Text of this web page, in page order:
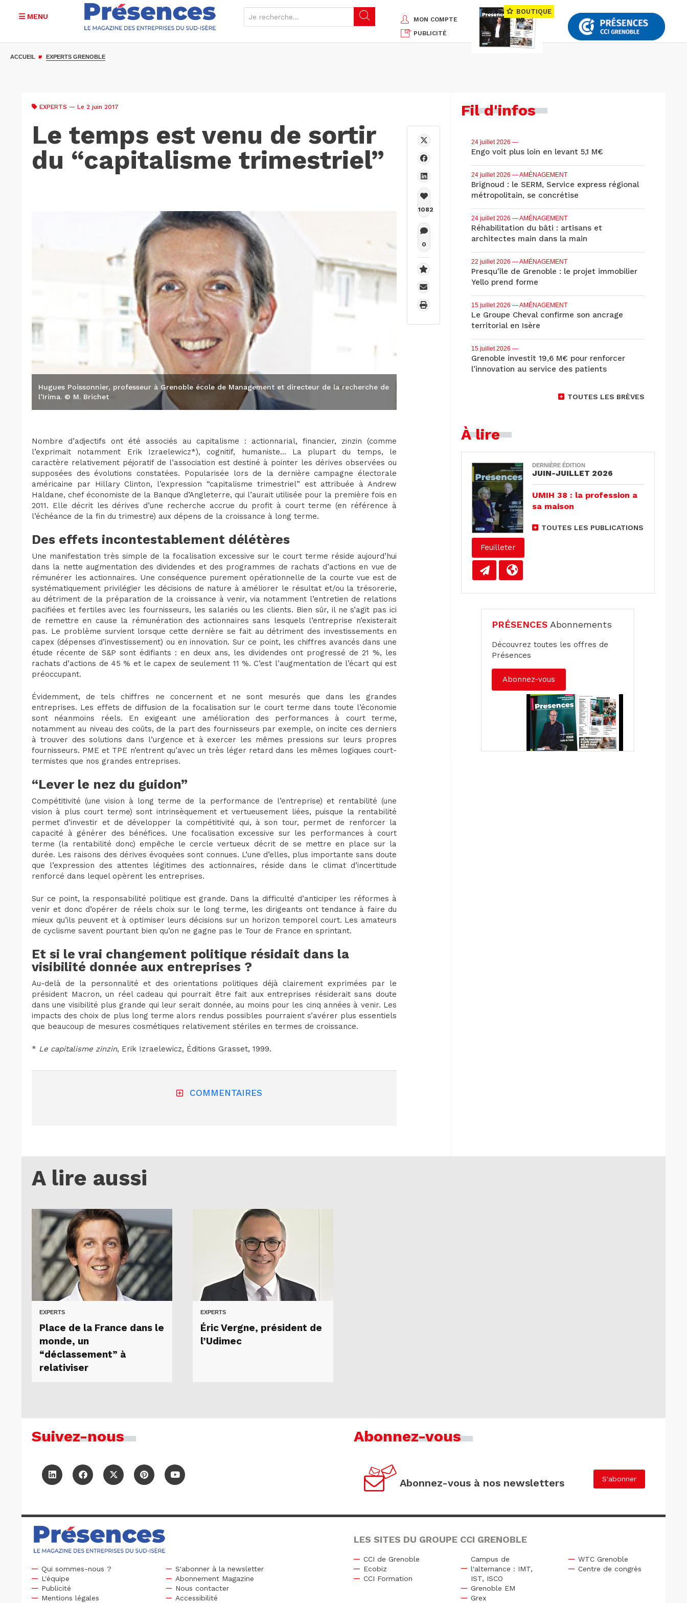
MENU
MON COMPTE
PUBLICITÉ
BOUTIQUE
ACCUEIL EXPERTS GRENOBLE
EXPERTS — Le 2 juin 2017
Le temps est venu de sortir
du “capitalisme trimestriel”
Hugues Poissonnier, professeur à Grenoble école de Management et directeur de la recherche de
l’Irima. © M. Brichet
Nombre d’adjectifs ont été associés au capitalisme : actionnarial, financier, zinzin (comme
l’exprimait notamment Erik Izraelewicz*), cognitif, humaniste… La plupart du temps, le
caractère relativement péjoratif de l’association est destiné à pointer les dérives observées ou
supposées des évolutions constatées. Popularisée lors de la dernière campagne électorale
américaine par Hillary Clinton, l’expression “capitalisme trimestriel” est attribuée à Andrew
Haldane, chef économiste de la Banque d’Angleterre, qui l’aurait utilisée pour la première fois en
2011. Elle décrit les dérives d’une recherche accrue du profit à court terme (en référence à
l’échéance de la fin du trimestre) aux dépens de la croissance à long terme.
Des effets incontestablement délétères
Une manifestation très simple de la focalisation excessive sur le court terme réside aujourd’hui
dans la nette augmentation des dividendes et des programmes de rachats d’actions en vue de
rémunérer les actionnaires. Une conséquence purement opérationnelle de la courte vue est de
systématiquement privilégier les décisions de nature à améliorer le résultat et/ou la trésorerie,
au détriment de la préparation de la croissance à venir, via notamment l’entretien de relations
pacifiées et fertiles avec les fournisseurs, les salariés ou les clients. Bien sûr, il ne s’agit pas ici
de remettre en cause la rémunération des actionnaires sans lesquels l’entreprise n’existerait
pas. Le problème survient lorsque cette dernière se fait au détriment des investissements en
capex (dépenses d’investissement) ou en innovation. Sur ce point, les chiffres avancés dans une
étude récente de S&P sont édifiants : en deux ans, les dividendes ont progressé de 21 %, les
rachats d’actions de 45 % et le capex de seulement 11 %. C’est l’augmentation de l’écart qui est
préoccupant.
Évidemment, de tels chiffres ne concernent et ne sont mesurés que dans les grandes
entreprises. Les effets de diffusion de la focalisation sur le court terme dans toute l’économie
sont néanmoins réels. En exigeant une amélioration des performances à court terme,
notamment au niveau des coûts, de la part des fournisseurs par exemple, on incite ces derniers
à trouver des solutions dans l’urgence et à exercer les mêmes pressions sur leurs propres
fournisseurs. PME et TPE n’entrent qu’avec un très léger retard dans les mêmes logiques court-
termistes que nos grandes entreprises.
“Lever le nez du guidon”
Compétitivité (une vision à long terme de la performance de l’entreprise) et rentabilité (une
vision à plus court terme) sont intrinsèquement et vertueusement liées, puisque la rentabilité
permet d’investir et de développer la compétitivité qui, à son tour, permet de renforcer la
capacité à générer des bénéfices. Une focalisation excessive sur les performances à court
terme (la rentabilité donc) empêche le cercle vertueux décrit de se mettre en place sur la
durée. Les raisons des dérives évoquées sont connues. L’une d’elles, plus importante sans doute
que l’expression des attentes légitimes des actionnaires, réside dans le climat d’incertitude
renforcé dans lequel opèrent les entreprises.
Sur ce point, la responsabilité politique est grande. Dans la difficulté d’anticiper les réformes à
venir et donc d’opérer de réels choix sur le long terme, les dirigeants ont tendance à faire du
mieux qu’ils peuvent et à optimiser leurs décisions sur un horizon temporel court. Les amateurs
de cyclisme savent pourtant bien qu’on ne gagne pas le Tour de France en sprintant.
Et si le vrai changement politique résidait dans la
visibilité donnée aux entreprises ?
Au-delà de la personnalité et des orientations politiques déjà clairement exprimées par le
président Macron, un réel cadeau qui pourrait être fait aux entreprises résiderait sans doute
dans une visibilité plus grande qui leur serait donnée, au moins pour les cinq années à venir. Les
impacts des choix de plus long terme alors rendus possibles pourraient s’avérer plus essentiels
que beaucoup de mesures cosmétiques relativement stériles en termes de croissance.
* Le capitalisme zinzin, Erik Izraelewicz, Éditions Grasset, 1999.
COMMENTAIRES
1082
0
Fil d'infos
24 juillet 2026 —
Engo voit plus loin en levant 5,1 M€
24 juillet 2026 — AMÉNAGEMENT
Brignoud : le SERM, Service express régional
métropolitain, se concrétise
24 juillet 2026 — AMÉNAGEMENT
Réhabilitation du bâti : artisans et
architectes main dans la main
22 juillet 2026 — AMÉNAGEMENT
Presqu'île de Grenoble : le projet immobilier
Yello prend forme
15 juillet 2026 — AMÉNAGEMENT
Le Groupe Cheval confirme son ancrage
territorial en Isère
15 juillet 2026 —
Grenoble investit 19,6 M€ pour renforcer
l’innovation au service des patients
TOUTES LES BRÈVES
À lire
Feuilleter
DERNIÈRE ÉDITION
JUIN-JUILLET 2026
UMIH 38 : la profession a
sa maison
TOUTES LES PUBLICATIONS
PRÉSENCES Abonnements
Découvrez toutes les offres de
Présences
Abonnez-vous
A lire aussi
EXPERTS
Place de la France dans le
monde, un
“déclassement” à
relativiser
EXPERTS
Éric Vergne, président de
l’Udimec
Suivez-nous Abonnez-vous
Abonnez-vous à nos newsletters S'abonner
Qui sommes-nous ?
L'équipe
Publicité
S'abonner à la newsletter
Abonnement Magazine
Nous contacter
Mentions légales
Accessibilité
LES SITES DU GROUPE CCI GRENOBLE
CCI de Grenoble
Ecobiz
CCI Formation
Campus de
l'alternance : IMT,
IST, ISCO
Grenoble EM
Grex
WTC Grenoble
Centre de congrès